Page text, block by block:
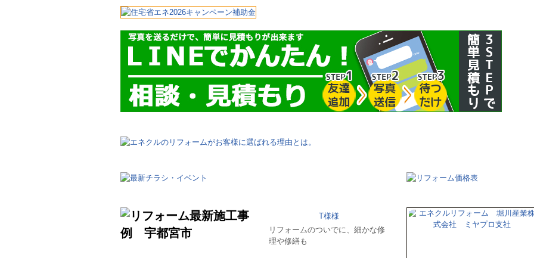
T様様
リフォームのついでに、細かな修
理や修繕も